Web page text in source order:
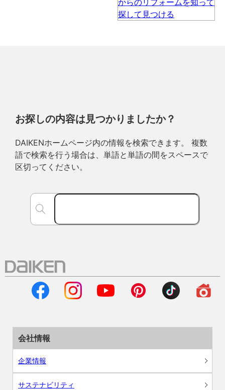
お探しの内容は見つかりましたか？
DAIKENホームページ内の情報を検索できます。 複数
語で検索を行う場合は、単語と単語の間をスペースで
区切ってください。
会社情報
企業情報
サステナビリティ